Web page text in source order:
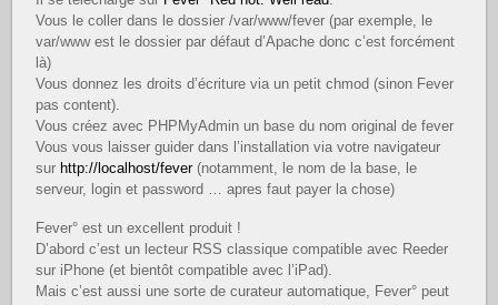
Vous le coller dans le dossier /var/www/fever (par exemple, le
var/www est le dossier par défaut d’Apache donc c’est forcément
là)
Vous donnez les droits d’écriture via un petit chmod (sinon Fever
pas content).
Vous créez avec PHPMyAdmin un base du nom original de fever
Vous vous laisser guider dans l’installation via votre navigateur
sur http://localhost/fever(notamment, le nom de la base, le
serveur, login et password … apres faut payer la chose)
Fever° est un excellent produit !
D’abord c’est un lecteur RSS classique compatible avec Reeder
sur iPhone (et bientôt compatible avec l’iPad).
Mais c’est aussi une sorte de curateur automatique, Fever° peut